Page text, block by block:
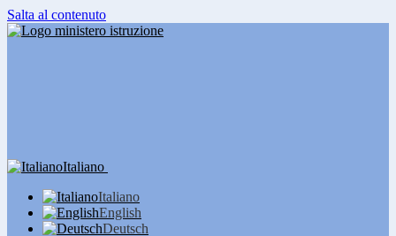
Salta al contenuto
Italiano
Italiano
English
Deutsch